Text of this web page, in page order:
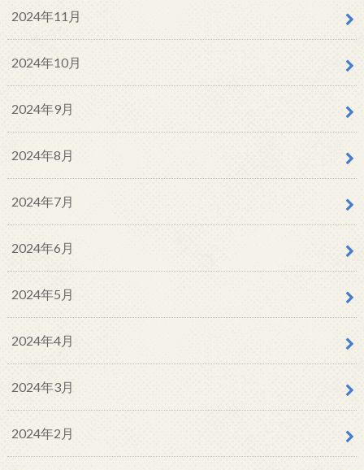
2024年11月
2024年10月
2024年9月
2024年8月
2024年7月
2024年6月
2024年5月
2024年4月
2024年3月
2024年2月